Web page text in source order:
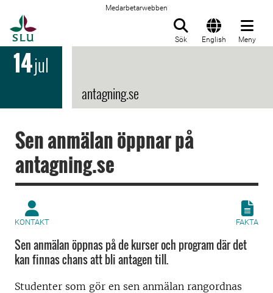
Medarbetarwebben
Sök English Meny
14jul
antagning.se
Sen anmälan öppnar på
antagning.se
KONTAKT FAKTA
Sen anmälan öppnas på de kurser och program där det
kan finnas chans att bli antagen till.
Studenter som gör en sen anmälan rangordnas